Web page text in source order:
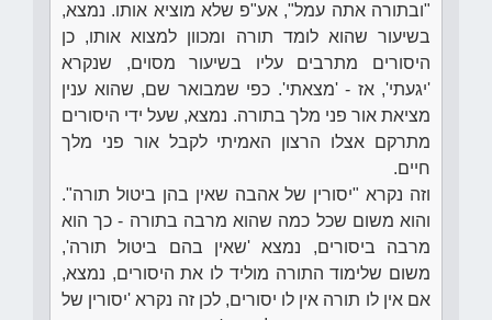
"ובתורה אתה עמל", אע"פ שלא מוציא אותו. נמצא,
בשיעור שהוא לומד תורה ומכוון למצוא אותו, כן
היסורים מתרבים עליו בשיעור מסוים, שנקרא
'יגעתי', אז - 'מצאתי'. כפי שמבואר שם, שהוא ענין
מציאת אור פני מלך בתורה. נמצא, שעל ידי היסורים
מתרקם אצלו הרצון האמיתי לקבל אור פני מלך
חיים.
וזה נקרא "יסורין של אהבה שאין בהן ביטול תורה".
והוא משום שכל כמה שהוא מרבה בתורה - כך הוא
מרבה ביסורים, נמצא 'שאין בהם ביטול תורה',
משום שלימוד התורה מוליד לו את היסורים, נמצא,
אם אין לו תורה אין לו יסורים, לכן זה נקרא 'יסורין של